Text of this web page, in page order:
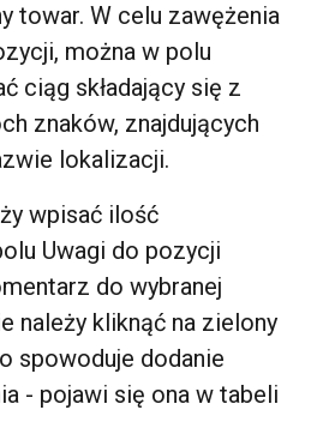
towar. W celu zawężenia
można w polu
ciąg składający się z
znaków, znajdujących
lokalizacji.
wpisać ilość
Uwagi do pozycji
do wybranej
należy kliknąć na zielony
spowoduje dodanie
- pojawi się ona w tabeli